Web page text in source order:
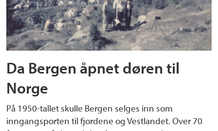
Da Bergen åpnet døren til
Norge
På 1950-tallet skulle Bergen selges inn som
inngangsporten til fjordene og Vestlandet. Over 70